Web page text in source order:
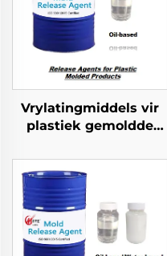
Vrylatingmiddels vir
plastiek gemoldde